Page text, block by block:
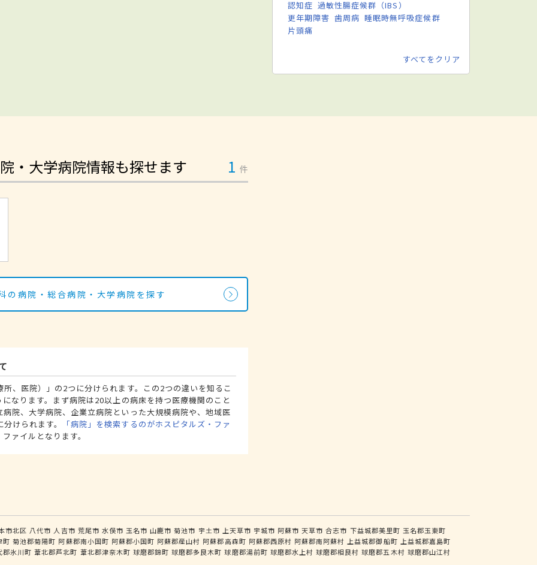
認知症 過敏性腸症候群（IBS）
更年期障害 歯周病 睡眠時無呼吸症候群
片頭痛
すべてをクリア
・大学病院情報も探せます 1 件
の病院・総合病院・大学病院を探す
、医院）」の2つに分けられます。この2つの違いを知るこ
なります。まず病院は20以上の病床を持つ医療機関のこと
院、大学病院、企業立病院といった大規模病院や、地域医
けられます。
「病院」を検索するのがホスピタルズ・ファ
ァイルとなります。
市北区 八代市 人吉市 荒尾市 水俣市 玉名市 山鹿市 菊池市 宇土市 上天草市 宇城市 阿蘇市 天草市 合志市 下益城郡美里町 玉名郡玉東町
町 菊池郡菊陽町 阿蘇郡南小国町 阿蘇郡小国町 阿蘇郡産山村 阿蘇郡高森町 阿蘇郡西原村 阿蘇郡南阿蘇村 上益城郡御船町 上益城郡嘉島町
郡氷川町 葦北郡芦北町 葦北郡津奈木町 球磨郡錦町 球磨郡多良木町 球磨郡湯前町 球磨郡水上村 球磨郡相良村 球磨郡五木村 球磨郡山江村